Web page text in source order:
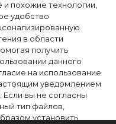
похожие технологии,
удобство
в области
получить
данного
на использование
уведомлением
Если вы не согласны
тип файлов,
установить
российской
байеры и 100
что